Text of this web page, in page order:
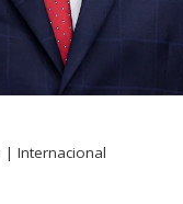
| Internacional